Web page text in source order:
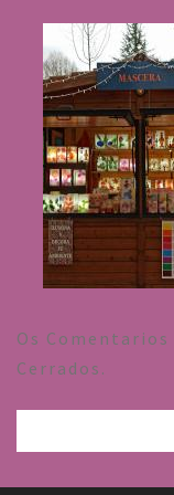
Os Comentarios
Cerrados.